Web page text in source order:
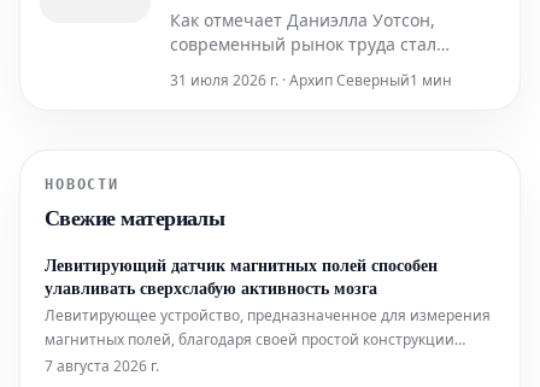
Это наша вина или состояние
экономики?
Как отмечает Даниэлла Уотсон,
современный рынок труда стал
даже выдающихся академических
задумываться: является ли причиной
31 июля 2026 г. · Архип Северный1 мин
НОВОСТИ
Свежие материалы
Левитирующий датчик магнитных полей способен
улавливать сверхслабую активность мозга
Левитирующее устройство, предназначенное для измерения
магнитных полей, благодаря своей простой конструкции
может составить конкуренцию гораздо более сложным
7 августа 2026 г.